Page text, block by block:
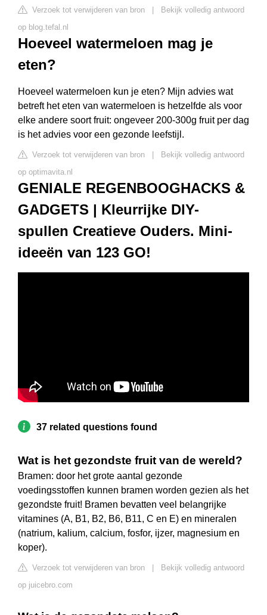
Verzoek tot verwijderen van bron
Bekijk volledig antwoord
op blog.tefal.nl
Hoeveel watermeloen mag je
eten?
Hoeveel watermeloen kun je eten? Mijn advies wat
betreft het eten van watermeloen is hetzelfde als voor
elke andere soort fruit: ongeveer 200-300g fruit per dag
is het advies voor een gezonde leefstijl.
Verzoek tot verwijderen van bron
Bekijk volledig antwoord
op optimavita.nl
GENIALE REGENBOOGHACKS &
GADGETS | Kleurrijke DIY-
spullen Creatieve Ouders. Mini-
ideeën van 123 GO!
37 related questions found
Wat is het gezondste fruit van de wereld?
Bramen: door het grote aantal gezonde
voedingsstoffen kunnen bramen worden gezien als het
gezondste fruit! Bramen bevatten veel belangrijke
vitamines (A, B1, B2, B6, B11, C en E) en mineralen
(natrium, kalium, calcium, fosfor, ijzer, magnesium en
koper).
Verzoek tot verwijderen van bron
Bekijk volledig antwoord
op juicebro.com